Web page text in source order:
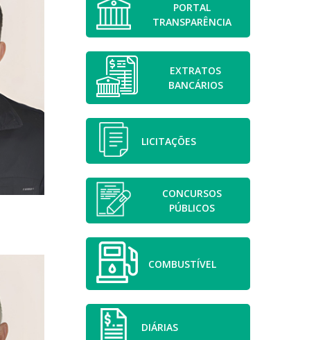
PORTAL
TRANSPARÊNCIA
EXTRATOS
BANCÁRIOS
LICITAÇÕES
CONCURSOS
PÚBLICOS
COMBUSTÍVEL
DIÁRIAS